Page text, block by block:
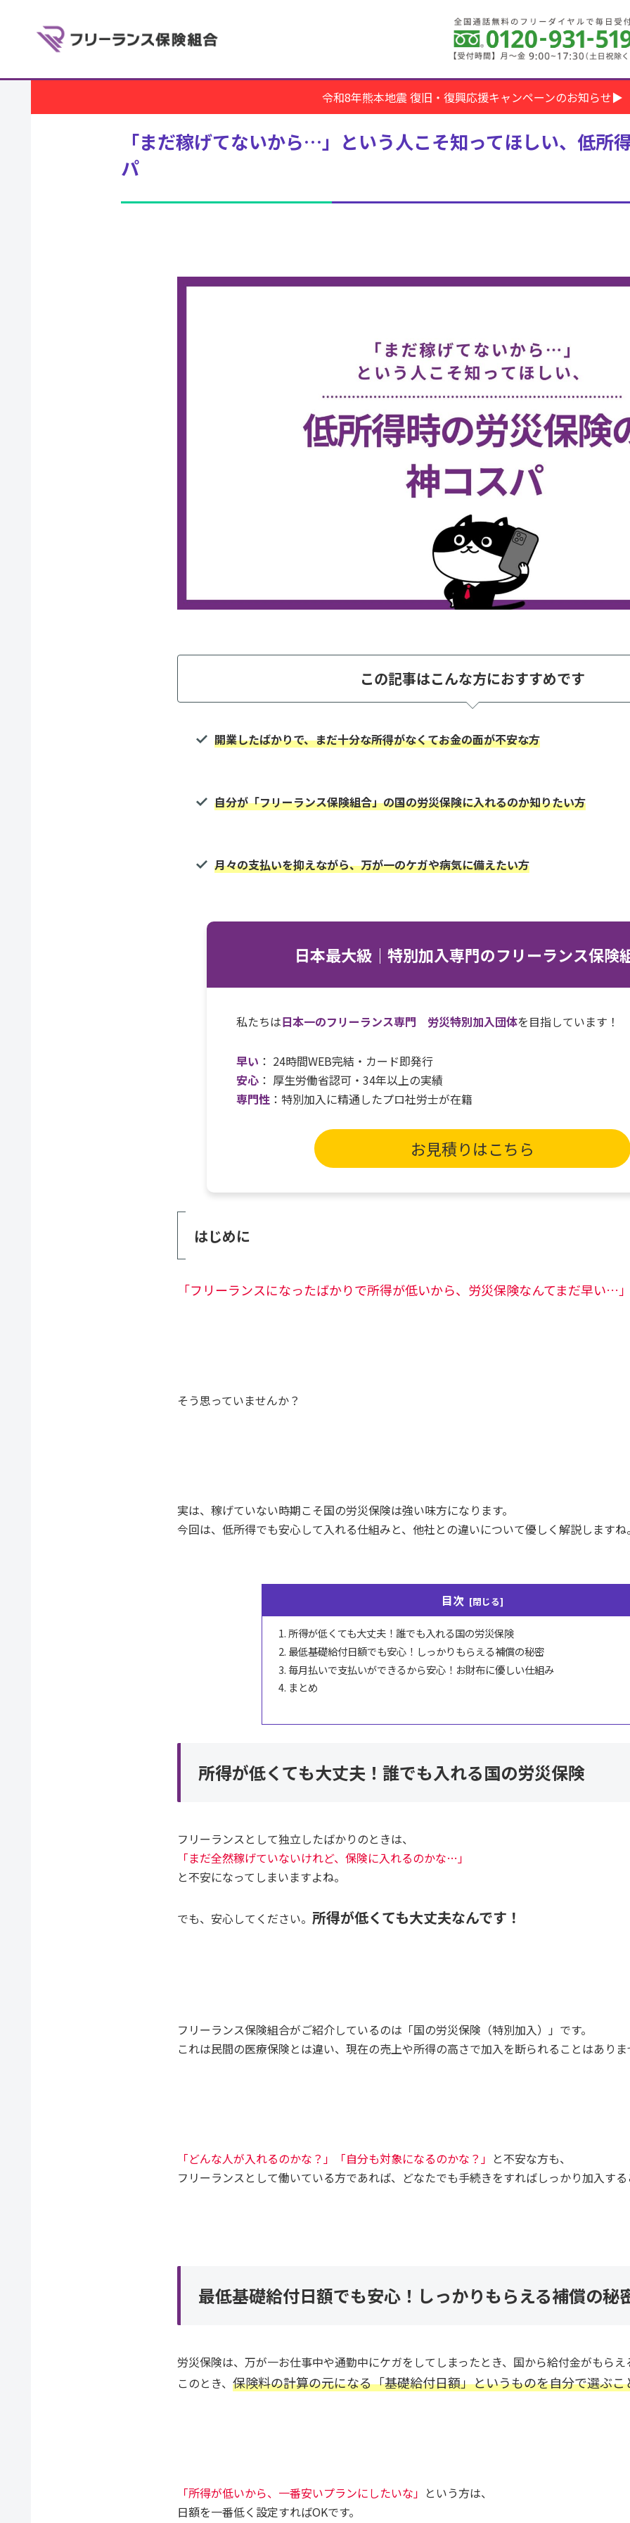
令和8年熊本地震 復旧・復興応援キャンペーンのお知らせ▶
「まだ稼げてないから…」という人こそ知ってほしい、低所
パ
この記事はこんな方におすすめです
開業したばかりで、まだ十分な所得がなくてお金の面が不安な方
自分が「フリーランス保険組合」の国の労災保険に入れるのか知りたい方
月々の支払いを抑えながら、万が一のケガや病気に備えたい方
日本最大級｜特別加入専門のフリーランス保険
私たちは日本一のフリーランス専門 労災特別加入団体を目指しています！
早い ： 24時間WEB完結・カード即発行
安心 ： 厚生労働省認可・34年以上の実績
専門性 ：特別加入に精通したプロ社労士が在籍
お見積りはこちら
はじめに
「フリーランスになったばかりで所得が低いから、労災保険なんてまだ早い…
そう思っていませんか？
実は、稼げていない時期こそ国の労災保険は強い味方になります。
今回は、低所得でも安心して入れる仕組みと、他社との違いについて優しく解説しますね
目次
所得が低くても大丈夫！誰でも入れる国の労災保険
最低基礎給付日額でも安心！しっかりもらえる補償の秘密
毎月払いで支払いができるから安心！お財布に優しい仕組み
まとめ
所得が低くても大丈夫！誰でも入れる国の労災保険
フリーランスとして独立したばかりのときは、
「まだ全然稼げていないけれど、保険に入れるのかな…」
と不安になってしまいますよね。
でも、安心してください。 所得が低くても大丈夫なんです！
フリーランス保険組合がご紹介しているのは「国の労災保険（特別加入）」です。
これは民間の医療保険とは違い、現在の売上や所得の高さで加入を断られることはあり
「どんな人が入れるのかな？」「自分も対象になるのかな？」 と不安な方も、
フリーランスとして働いている方であれば、どなたでも手続きをすればしっかり加入す
最低基礎給付日額でも安心！しっかりもらえる補償の秘
労災保険は、万が一お仕事中や通勤中にケガをしてしまったとき、国から給付金がもらえ
このとき、 保険料の計算の元になる「基礎給付日額」というものを自分で選ぶこ
「所得が低いから、一番安いプランにしたいな」 という方は、
日額を一番低く設定すればOKです。